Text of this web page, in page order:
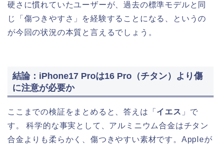
硬さに慣れていたユーザーが、過去の標準モデルと同
じ「傷つきやすさ」を経験することになる、というの
が今回の状況の本質と言えるでしょう。
結論：iPhone17 Proは16 Pro（チタン）より傷
に注意が必要か
ここまでの検証をまとめると、答えは「 イエス 」で
す。 科学的な事実として、アルミニウム合金はチタン
合金よりも柔らかく、傷つきやすい素材です。Appleが